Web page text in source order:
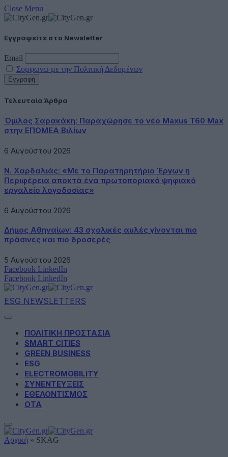
Close Menu
Εγγραφείτε στο Newsletter
Email
Συμφωνώ με την Πολιτική Δεδομένων
Τελευταία Άρθρα
Όμιλος Σαρακάκη: Παραχώρησε το νέο Maxus T60 Max
στην ΕΠΟΜΕΑ Βιλίων
6 Αυγούστου 2026
Ν. Χαρδαλιάς: «Με το Παρατηρητήριο Έργων η
Περιφέρεια αποκτά ένα πρωτοποριακό ψηφιακό
εργαλείο λογοδοσίας»
6 Αυγούστου 2026
Δήμος Αθηναίων: 43 σχολικές αυλές γίνονται πιο
πράσινες και πιο δροσερές
5 Αυγούστου 2026
Facebook LinkedIn
Facebook LinkedIn
ESG NEWSLETTERS
ΠΟΛΙΤΙΚΗ ΠΡΟΣΤΑΣΙΑ
SMART CITIES
GREEN BUSINESS
ESG
ELECTROMOBILITY
ΣΥΝΕΝΤΕΥΞΕΙΣ
ΕΘΕΛΟΝΤΙΣΜΟΣ
ΟΤΑ
Αρχική » SKAG